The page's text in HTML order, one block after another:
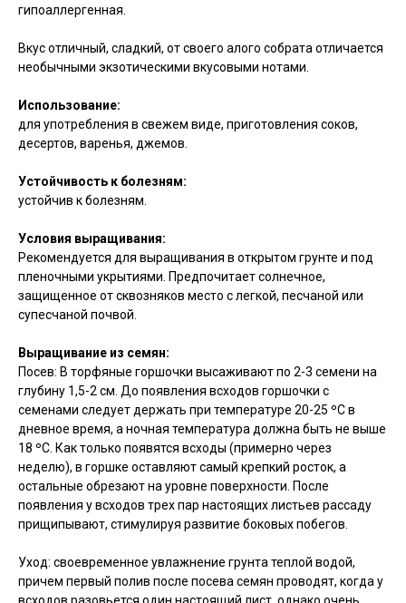
гипоаллергенная.
Вкус отличный, сладкий, от своего алого собрата отличается
необычными экзотическими вкусовыми нотами.
Использование:
для употребления в свежем виде, приготовления соков,
десертов, варенья, джемов.
Устойчивость к болезням:
устойчив к болезням.
Условия выращивания:
Рекомендуется для выращивания в открытом грунте и под
пленочными укрытиями. Предпочитает солнечное,
защищенное от сквозняков место с легкой, песчаной или
супесчаной почвой.
Выращивание из семян:
Посев: В торфяные горшочки высаживают по 2-3 семени на
глубину 1,5-2 см. До появления всходов горшочки с
семенами следует держать при температуре 20-25 ºC в
дневное время, а ночная температура должна быть не выше
18 ºC. Как только появятся всходы (примерно через
неделю), в горшке оставляют самый крепкий росток, а
остальные обрезают на уровне поверхности. После
появления у всходов трех пар настоящих листьев рассаду
прищипывают, стимулируя развитие боковых побегов.
Уход: своевременное увлажнение грунта теплой водой,
причем первый полив после посева семян проводят, когда у